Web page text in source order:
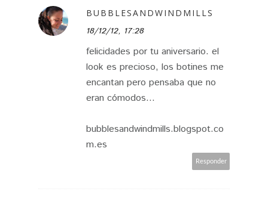
BUBBLESANDWINDMILLS
18/12/12, 17:28
felicidades por tu aniversario. el
look es precioso, los botines me
encantan pero pensaba que no
eran cómodos...
bubblesandwindmills.blogspot.co
m.es
Responder